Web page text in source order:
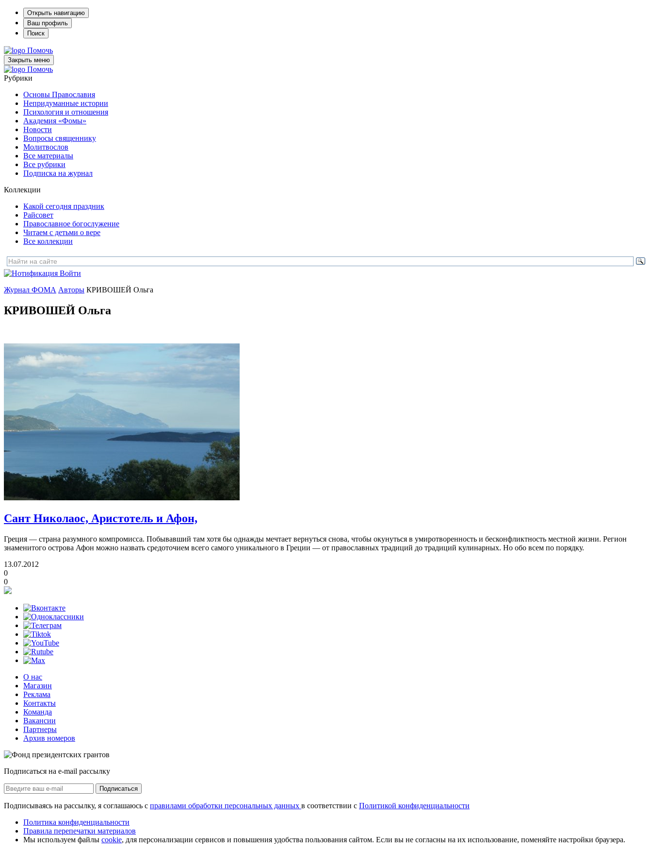
Открыть навигацию
Ваш профиль
Поиск
Помочь
Закрыть меню
Помочь
Рубрики
Основы Православия
Непридуманные истории
Психология и отношения
Академия «Фомы»
Новости
Вопросы священнику
Молитвослов
Все материалы
Все рубрики
Подписка на журнал
Коллекции
Какой сегодня праздник
Райсовет
Православное богослужение
Читаем с детьми о вере
Все коллекции
Войти
Журнал ФОМА Авторы КРИВОШЕЙ Ольга
КРИВОШЕЙ Ольга
Сант Николаос, Аристотель и Афон,
Греция — страна разумного компромисса. Побывавший там хотя бы однажды мечтает вернуться снова, чтобы окунуться в умиротворенность и бесконфликтность местной жизни. Регион
знаменитого острова Афон можно назвать средоточием всего самого уникального в Греции — от православных традиций до традиций кулинарных. Но обо всем по порядку.
13.07.2012
0
0
О нас
Магазин
Реклама
Контакты
Команда
Вакансии
Партнеры
Архив номеров
Подписаться на e-mail рассылку
Подписаться
Подписываясь на рассылку, я соглашаюсь с правилами обработки персональных данных в соответствии с Политикой конфиденциальности
Политика конфиденциальности
Правила перепечатки материалов
Мы используем файлы cookie, для персонализации сервисов и повышения удобства пользования сайтом. Если вы не согласны на их использование, поменяйте настройки браузера.